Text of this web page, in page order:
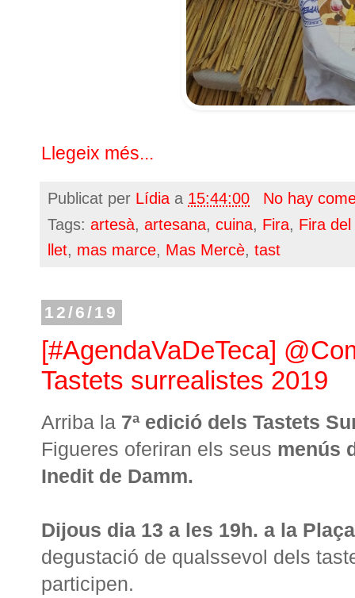
Llegeix més...
Publicat per Lídia a 15:44:00
No hay
Tags: artesà, artesana, cuina, Fira, Fira
llet, mas marce, Mas Mercè, tast
12/6/19
[#AgendaVaDeTeca]
Tastets surrealistes 2019
Arriba la 7ª edició dels Tastets
Figueres oferiran els seus menús
Inedit de Damm.
Dijous dia 13 a les 19h. a la
degustació de qualssevol dels
participen.